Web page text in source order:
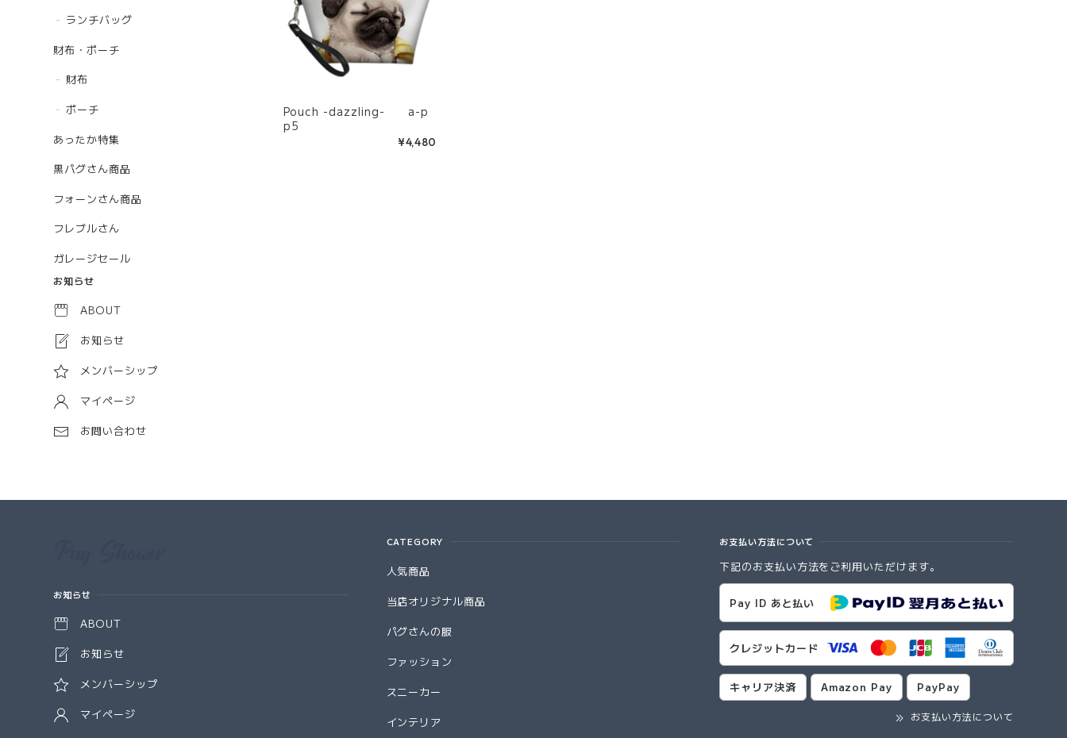
ランチバッグ
財布・ポーチ
財布
ポーチ
あったか特集
黒パグさん商品
フォーンさん商品
フレブルさん
ガレージセール
お知らせ
ABOUT
お知らせ
メンバーシップ
マイページ
お問い合わせ
Pouch -dazzling- a-p
p5
¥4,480
お知らせ
ABOUT
お知らせ
メンバーシップ
マイページ
CATEGORY
人気商品
当店オリジナル商品
パグさんの服
ファッション
スニーカー
インテリア
お支払い方法について
下記のお支払い方法をご利用いただけます。
Pay ID あと払い
クレジットカード
キャリア決済 Amazon Pay PayPay
お支払い方法について